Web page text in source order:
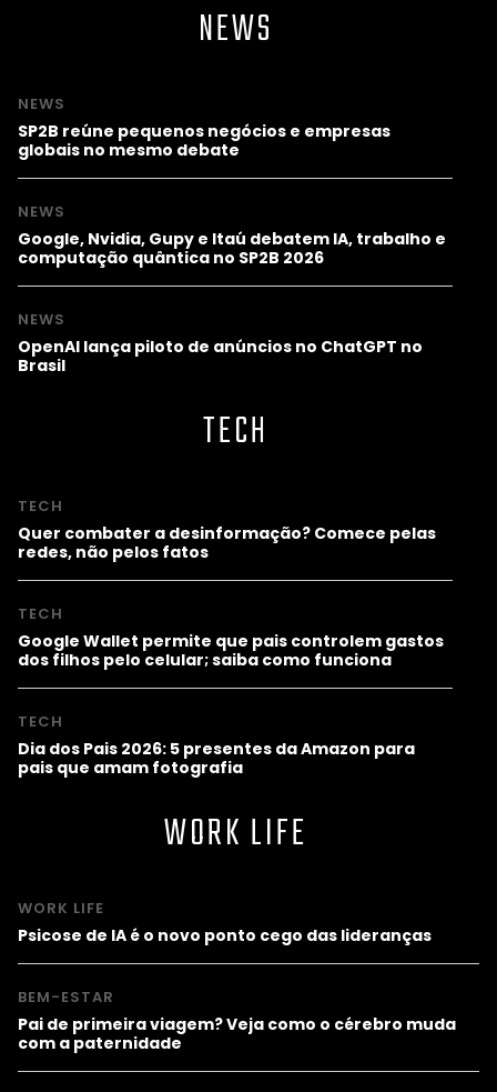
NEWS
NEWS
SP2B reúne pequenos negócios e empresas
globais no mesmo debate
NEWS
Google, Nvidia, Gupy e Itaú debatem IA, trabalho e
computação quântica no SP2B 2026
NEWS
OpenAI lança piloto de anúncios no ChatGPT no
Brasil
TECH
TECH
Quer combater a desinformação? Comece pelas
redes, não pelos fatos
TECH
Google Wallet permite que pais controlem gastos
dos filhos pelo celular; saiba como funciona
TECH
Dia dos Pais 2026: 5 presentes da Amazon para
pais que amam fotografia
WORK LIFE
WORK LIFE
Psicose de IA é o novo ponto cego das lideranças
BEM-ESTAR
Pai de primeira viagem? Veja como o cérebro muda
com a paternidade